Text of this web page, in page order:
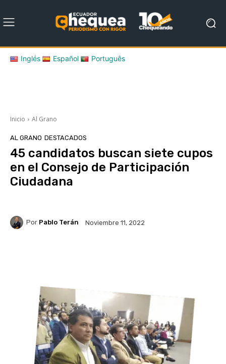
Inglés Español Português
Inicio Al Grano
AL GRANO DESTACADOS
45 candidatos buscan siete cupos
en el Consejo de Participación
Ciudadana
Por Pablo Terán Noviembre 11, 2022